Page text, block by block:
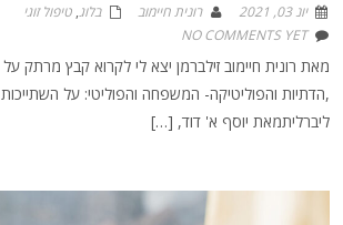
יונ 03, 2021 רונית חיימוב בלוג, טיפול זוגי
NO COMMENTS YET
מאת רונית חיימוב זילברמן יצא לי לקרוא קבץ מרתק
,הדתיות והפוליטיקה- המשפחה והפוליטי: על
ליברליתמאת יוסף א' דוד, […]